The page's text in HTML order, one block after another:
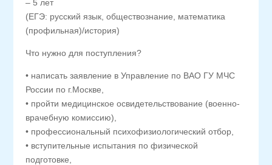
– 5 лет
(ЕГЭ: русский язык, обществознание, математика
(профильная)/история)
Что нужно для поступления?
• написать заявление в Управление по ВАО ГУ МЧС
России по г.Москве,
• пройти медицинское освидетельствование (военно-
врачебную комиссию),
• профессиональный психофизиологический отбор,
• вступительные испытания по физической
подготовке,